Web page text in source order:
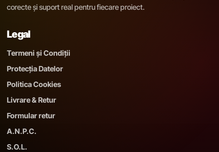
corecte și suport real pentru fiecare proiect.
Legal
Termeni și Condiții
Protecția Datelor
Politica Cookies
Livrare & Retur
Formular retur
A.N.P.C.
S.O.L.